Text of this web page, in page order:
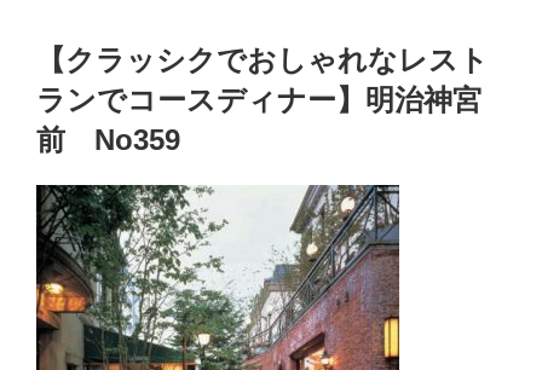
【クラッシクでおしゃれなレスト
ランでコースディナー】明治神宮
前 No359